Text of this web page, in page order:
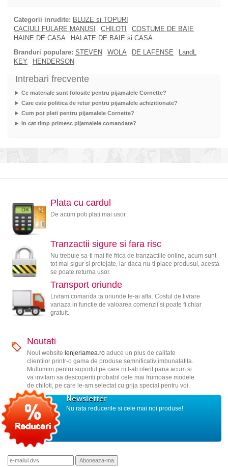
Categorii inrudite: BLUZE si TOPURI
CACIULI FULARE MANUSI
CHILOTI
COSTUME DE BAIE
HAINE DE CASA
HALATE DE BAIE si CASA
Branduri populare: STEVEN WOLA DE LAFENSE
LandL
KEY
HENDERSON
Intrebari frecvente
Ce materiale sunt folosite pentru pijamalele Cornette?
Care este politica de retur pentru pijamalele achizitionate?
Cum pot plati pentru pijamalele Cornette?
In cat timp primesc pijamalele comandate?
Plata cu cardul
De acum poti plati mai usor
Tranzactii sigure si fara risc
Nu trebuie sa-ti mai fie frica de tranzactiile online, acum sunt
tot mai sigur si protejate, iar daca nu-ti place produsul, acesta
se poate returna usor.
Transport oriunde
Livram comanda ta oriunde te-ai afla. Costul de livrare
variaza in functie de valoarea comenzii si poate fi chiar
gratuit.
Noutati
Noul website lenjeriamea.roaduce un plus de calitate
clientilor printr-o gama de produse semnificativ imbunatatita.
Multumim pentru suportul pe care ni l-ati oferit pana acum si
va invitam sa descoperiti probabil cele mai frumoase modele
de chiloti, pe care le-am selectat cu grija special pentru voi.
Newsletter
Nu rata reducerile si cele mai noi produse!